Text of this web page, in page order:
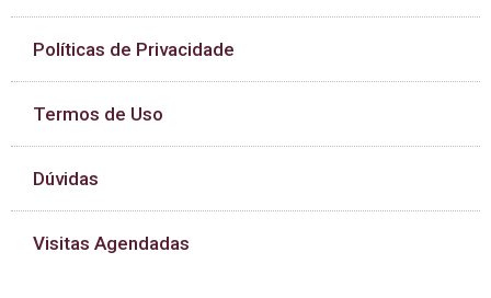
Políticas de Privacidade
Termos de Uso
Dúvidas
Visitas Agendadas